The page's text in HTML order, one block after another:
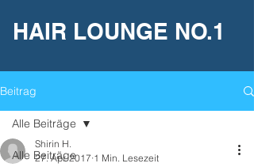
HAIR LOUNGE NO.1
Beitrag
Alle Beiträge
Alle Beiträge
Shirin H.
27. Apr. 2017 1 Min. Lesezeit